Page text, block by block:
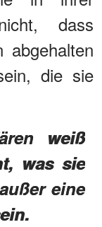
dass
die sie
weiß
was sie
eine